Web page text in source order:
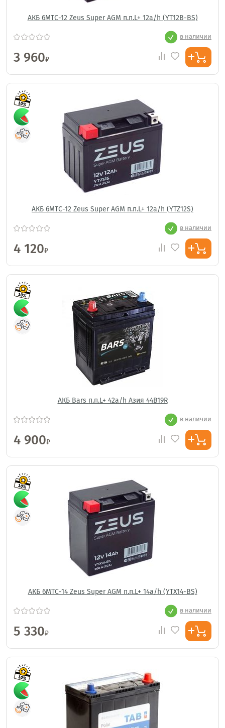
АКБ 6МТС-12 Zeus Super AGM п.п.L+ 12a/h (YT12B-BS)
в наличии
3 960₽
АКБ 6МТС-12 Zeus Super AGM п.п.L+ 12a/h (YTZ12S)
в наличии
4 120₽
АКБ Bars п.п.L+ 42a/h Азия 44B19R
в наличии
4 900₽
АКБ 6МТС-14 Zeus Super AGM п.п.L+ 14a/h (YTX14-BS)
в наличии
5 330₽